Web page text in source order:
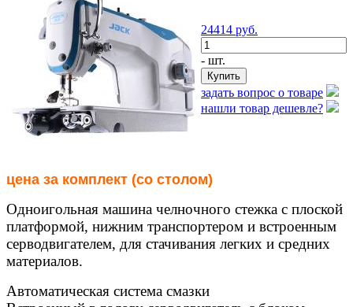
24414 руб.
- шт.
задать вопрос о товаре
нашли товар дешевле?
цена за комплект (со столом)
Одноигольная машина челночного стежка с плоской
платформой, нижним транспортером и встроенным
серводвигателем, для стачивания легких и средних
материалов.
Автоматическая система смазки